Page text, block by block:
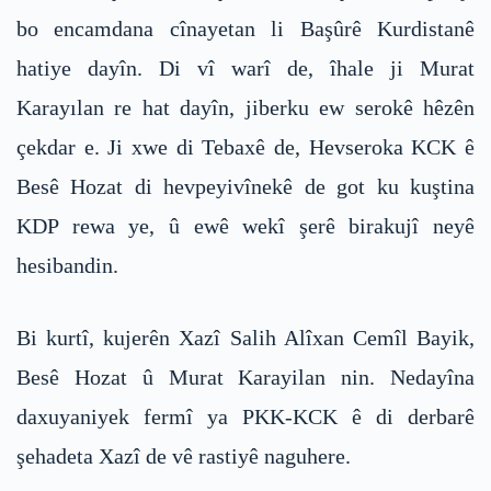
bo encamdana cînayetan li Başûrê Kurdistanê
hatiye dayîn. Di vî warî de, îhale ji Murat
Karayılan re hat dayîn, jiberku ew serokê hêzên
çekdar e. Ji xwe di Tebaxê de, Hevseroka KCK ê
Besê Hozat di hevpeyivînekê de got ku kuştina
KDP rewa ye, û ewê wekî şerê birakujî neyê
hesibandin.
Bi kurtî, kujerên Xazî Salih Alîxan Cemîl Bayik,
Besê Hozat û Murat Karayilan nin. Nedayîna
daxuyaniyek fermî ya PKK-KCK ê di derbarê
şehadeta Xazî de vê rastiyê naguhere.